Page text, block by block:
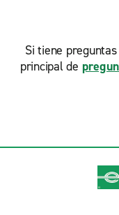
Si tiene
principal de